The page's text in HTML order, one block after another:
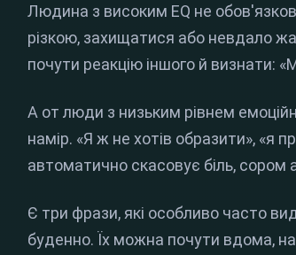
Людина з високим EQ не
різкою, захищатися або невдало
почути реакцію іншого й визнати:
А от люди з низьким рівнем
намір. «Я ж не хотів образити», «я
автоматично скасовує біль, сором
Є три фрази, які особливо часто
буденно. Їх можна почути вдома,